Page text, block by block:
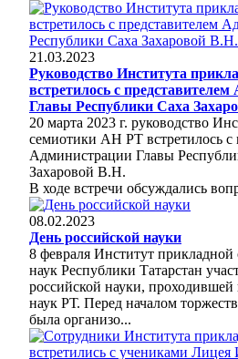
21.03.2023
Руководство Института
встретилось с
Главы Республики Саха
20 марта 2023 г. руководство
семиотики АН РТ встретилось с
Администрации Главы
Захаровой В.Н.
В ходе встречи обсуждались
08.02.2023
День российской науки
8 февраля Институт
наук Республики Татарстан
российской науки, проходившей
наук РТ. Перед началом
была организо...